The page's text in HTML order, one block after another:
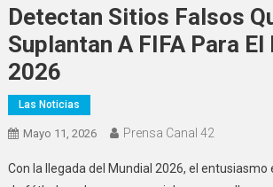
Detectan Sitios Falsos
Suplantan A FIFA Para
2026
Las Noticias
Mayo 11, 2026 Prensa Canal 42
Con la llegada del Mundial 2026, el